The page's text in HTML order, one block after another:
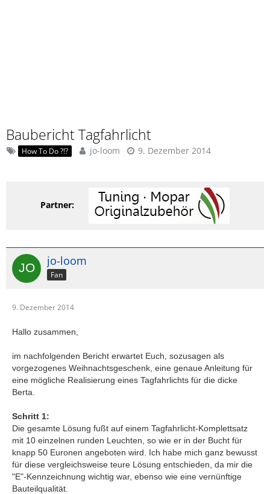
Baubericht Tagfahrlicht
How To Do ?!? jo-loom 9. Dezember 2014
Partner:
jo-loom
Fan
9. Dezember 2014
Hallo zusammen,
im nachfolgenden Bericht erwartet Euch, sozusagen als
vorgezogenes Weihnachtsgeschenk, eine genaue Anleitung für
eine mögliche Realisierung eines Tagfahrlichts für die dicke
Berta.
Schritt 1:
Die gesamte Lösung fußt auf einem Tagfahrlicht-Komplettsatz
mit 10 einzelnen runden Leuchten, so wie er in der Bucht für
knapp 50 Euronen angeboten wird. Ich habe mich ganz bewusst
für diese vergleichsweise teure Lösung entschieden, da mir die
"E"-Kennzeichnung wichtig war, ebenso wie eine vernünftige
Bauteilqualität.